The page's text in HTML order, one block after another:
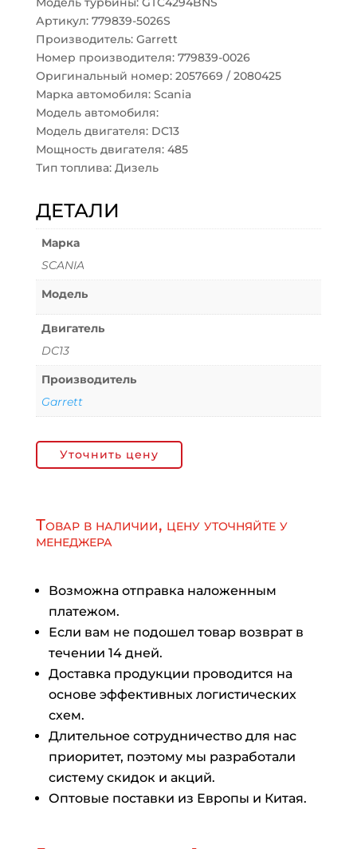
Артикул: 779839-5026S
Производитель: Garrett
Номер производителя: 779839-0026
Оригинальный номер: 2057669 / 2080425
Марка автомобиля: Scania
Модель автомобиля:
Модель двигателя: DC13
Мощность двигателя: 485
Тип топлива: Дизель
ДЕТАЛИ
Марка
SCANIA
Модель
Двигатель
DC13
Производитель
Garrett
Уточнить цену
Товар в наличии, цену уточняйте у
менеджера
Возможна отправка наложенным
платежом.
Если вам не подошел товар возврат в
течении 14 дней.
Доставка продукции проводится на
основе эффективных логистических
схем.
Длительное сотрудничество для нас
приоритет, поэтому мы разработали
систему скидок и акций.
Оптовые поставки из Европы и Китая.